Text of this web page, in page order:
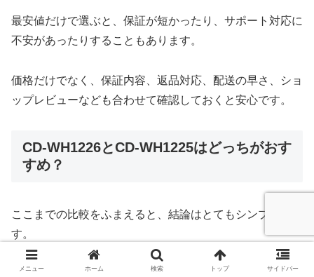
最安値だけで選ぶと、保証が短かったり、サポート対応に
不安があったりすることもあります。
価格だけでなく、保証内容、返品対応、配送の早さ、ショ
ップレビューなども合わせて確認しておくと安心です。
CD-WH1226とCD-WH1225はどっちがおす
すめ？
ここまでの比較をふまえると、結論はとてもシンプルで
す。
価格差が大きいならCD-WH1225、価格差が小さいなら
メニュー ホーム 検索 トップ サイドバー